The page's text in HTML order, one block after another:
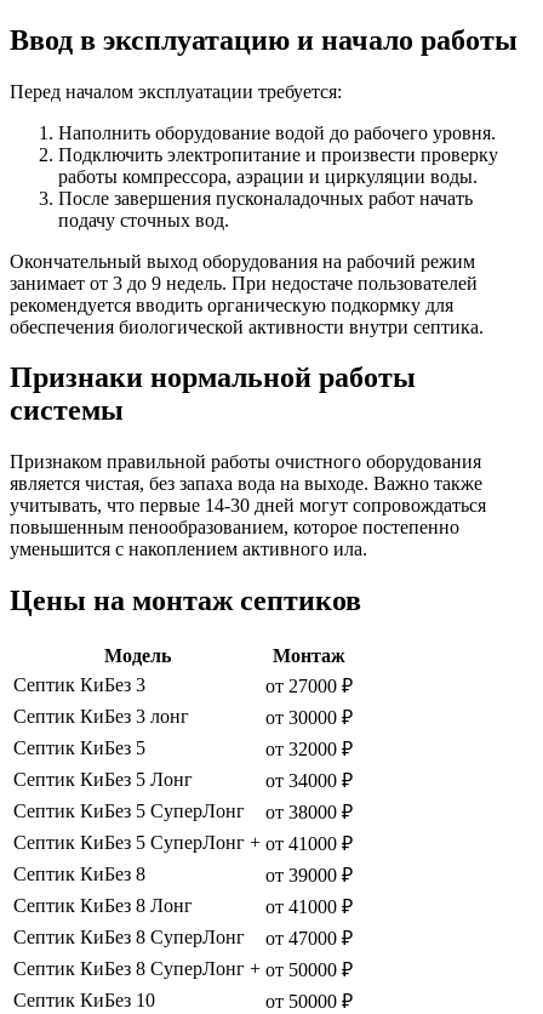
Ввод в эксплуатацию и начало работы
Перед началом эксплуатации требуется:
Наполнить оборудование водой до рабочего уровня.
Подключить электропитание и произвести проверку
работы компрессора, аэрации и циркуляции воды.
После завершения пусконаладочных работ начать
подачу сточных вод.
Окончательный выход оборудования на рабочий режим
занимает от 3 до 9 недель. При недостаче пользователей
рекомендуется вводить органическую подкормку для
обеспечения биологической активности внутри септика.
Признаки нормальной работы
системы
Признаком правильной работы очистного оборудования
является чистая, без запаха вода на выходе. Важно также
учитывать, что первые 14-30 дней могут сопровождаться
повышенным пенообразованием, которое постепенно
уменьшится с накоплением активного ила.
Цены на монтаж септиков
Модель
Монтаж
Септик КиБез 3
от 27000 ₽
Септик КиБез 3 лонг
от 30000 ₽
Септик КиБез 5
от 32000 ₽
Септик КиБез 5 Лонг
от 34000 ₽
Септик КиБез 5 СуперЛонг
от 38000 ₽
Септик КиБез 5 СуперЛонг + от 41000 ₽
Септик КиБез 8
от 39000 ₽
Септик КиБез 8 Лонг
от 41000 ₽
Септик КиБез 8 СуперЛонг
от 47000 ₽
Септик КиБез 8 СуперЛонг + от 50000 ₽
Септик КиБез 10
от 50000 ₽